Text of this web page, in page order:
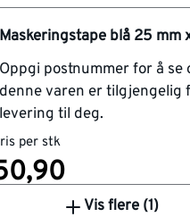
Maskeringstape blå 25 mm
Oppgi postnummer for å se
denne varen er tilgjengelig
levering til deg.
per stk
Vis flere (1)